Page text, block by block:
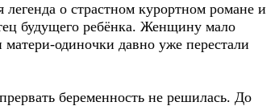
о страстном курортном романе и
будущего ребёнка. Женщину мало
одиночки давно уже перестали
беременность не решилась. До